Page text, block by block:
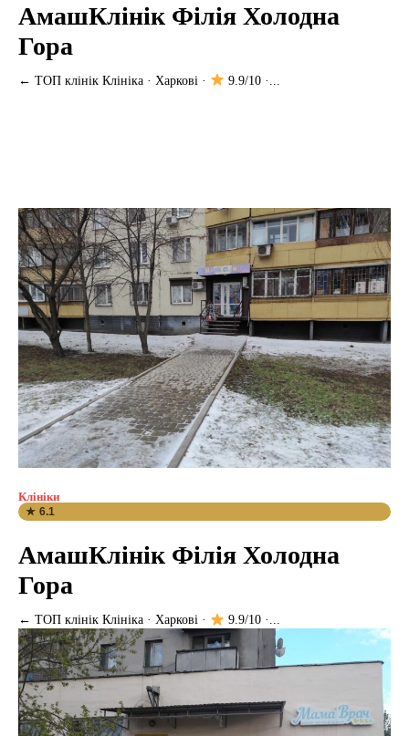
АмашКлінік Філія Холодна
Гора
← ТОП клінік Клініка · Харкові · 9.9/10 ·...
Клініки
★ 6.1
АмашКлінік Філія Холодна
Гора
← ТОП клінік Клініка · Харкові · 9.9/10 ·...